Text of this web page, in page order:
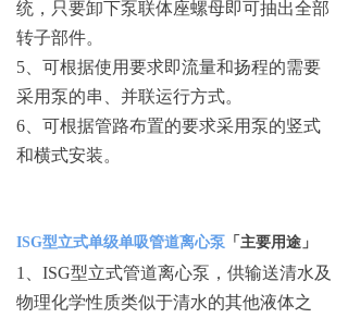
统，只要卸下泵联体座螺母即可抽出全部
转子部件。
5、可根据使用要求即流量和扬程的需要
采用泵的串、并联运行方式。
6、可根据管路布置的要求采用泵的竖式
和横式安装。
ISG型立式单级单吸管道离心泵 「 主要用途 」
1、ISG型立式管道离心泵，供输送清水及
物理化学性质类似于清水的其他液体之